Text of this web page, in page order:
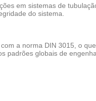
em sistemas de
do sistema.
a norma DIN 3015, o
padrões globais de